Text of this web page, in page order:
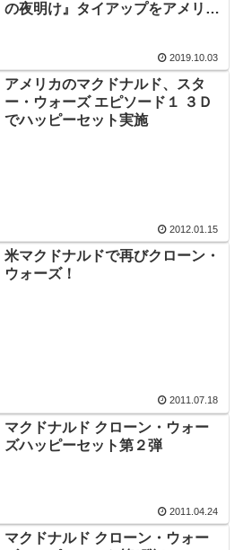
の夜明け』タイアップをアメリカ
2019.10.03
アメリカのマクドナルド、スタ
ー・ウォーズ エピソード１ ３Ｄ
でハッピーセット実施
2012.01.15
米マクドナルドで再びクローン・
ウォーズ！
2011.07.18
マクドナルド クローン・ウォー
ズハッピーセット第２弾
2011.04.24
マクドナルド クローン・ウォー